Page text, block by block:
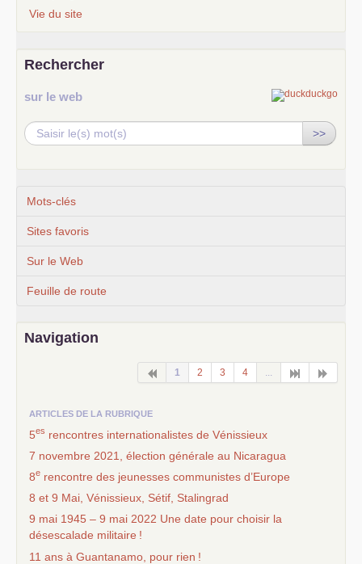
Vie du site
Rechercher
sur le web
>>
Mots-clés
Sites favoris
Sur le Web
Feuille de route
Navigation
1 2 3 4
ARTICLES DE LA RUBRIQUE
5es rencontres internationalistes de Vénissieux
7 novembre 2021, élection générale au Nicaragua
8e rencontre des jeunesses communistes d’Europe
8 et 9 Mai, Vénissieux, Sétif, Stalingrad
9 mai 1945 – 9 mai 2022 Une date pour choisir la
désescalade militaire !
11 ans à Guantanamo, pour rien !